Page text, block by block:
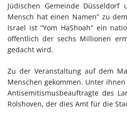
Jüdischen Gemeinde Düsseldorf
Mensch hat einen Namen” zu
Israel ist “Yom HaShoah” ein
öffentlich der sechs Millionen
gedacht wird.
Zu der Veranstaltung auf dem
Menschen gekommen. Unter
Antisemitismusbeauftragte des
Rolshoven, der dies Amt für die